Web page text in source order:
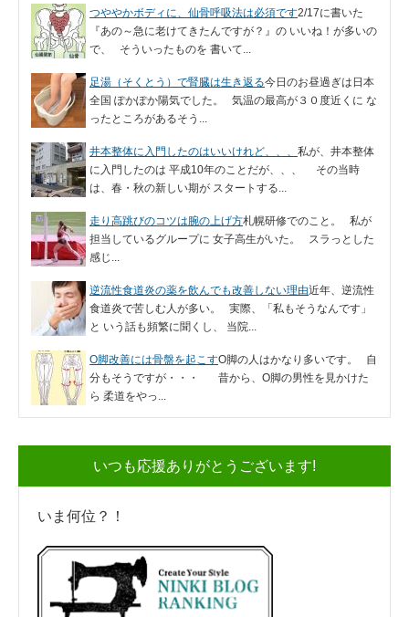
つややかボディに、仙骨呼吸法は必須です2/17に書いた
『あの～急に老けてきたんですが？』の いいね！が多いの
で、 そういったものを 書いて...
足湯（そくとう）で腎臓は生き返る今日のお昼過ぎは日本
全国 ぽかぽか陽気でした。 気温の最高が３０度近くに な
ったところがあるそう...
井本整体に入門したのはいいけれど、、、 私が、井本整体
に入門したのは 平成10年のことだが、、、 その当時
は、春・秋の新しい期が スタートする...
走り高跳びのコツは腕の上げ方札幌研修でのこと。 私が
担当しているグループに 女子高生がいた。 スラっとした
感じ...
逆流性食道炎の薬を飲んでも改善しない理由近年、逆流性
食道炎で苦しむ人が多い。 実際、「私もそうなんです」
と いう話も頻繁に聞くし、 当院...
O脚改善には骨盤を起こすO脚の人はかなり多いです。 自
分もそうですが・・・ 昔から、O脚の男性を見かけた
ら 柔道をやっ...
いつも応援ありがとうございます!
いま何位？！